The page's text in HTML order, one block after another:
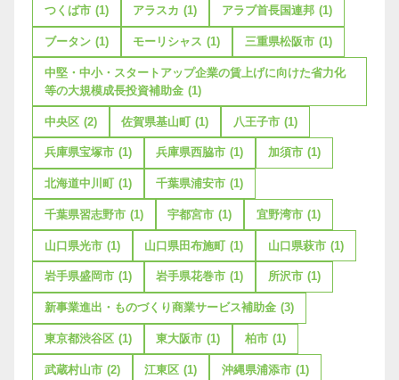
つくば市 (1) アラスカ (1) アラブ首長国連邦 (1)
ブータン (1) モーリシャス (1) 三重県松阪市 (1)
中堅・中小・スタートアップ企業の賃上げに向けた省力化
等の大規模成長投資補助金 (1)
中央区 (2) 佐賀県基山町 (1) 八王子市 (1)
兵庫県宝塚市 (1) 兵庫県西脇市 (1) 加須市 (1)
北海道中川町 (1) 千葉県浦安市 (1)
千葉県習志野市 (1) 宇都宮市 (1) 宜野湾市 (1)
山口県光市 (1) 山口県田布施町 (1) 山口県萩市 (1)
岩手県盛岡市 (1) 岩手県花巻市 (1) 所沢市 (1)
新事業進出・ものづくり商業サービス補助金 (3)
東京都渋谷区 (1) 東大阪市 (1) 柏市 (1)
武蔵村山市 (2) 江東区 (1) 沖縄県浦添市 (1)